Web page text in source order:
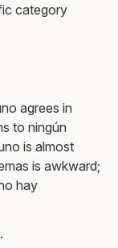
category
agrees in
to ningún
is almost
is awkward;
hay